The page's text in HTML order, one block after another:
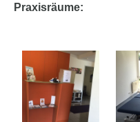
Praxisräume: